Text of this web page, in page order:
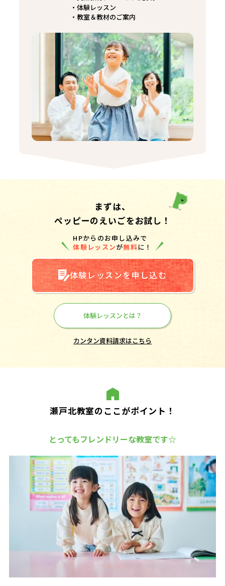
体験レッスン
教室＆教材のご案内
まずは、
ペッピーのえいごをお試し！
HPからのお申し込みで
体験レッスンが無料に！
体験レッスンを申し込む
体験レッスンとは？
カンタン資料請求はこちら
瀬戸北教室のここがポイント！
とってもフレンドリーな教室です☆